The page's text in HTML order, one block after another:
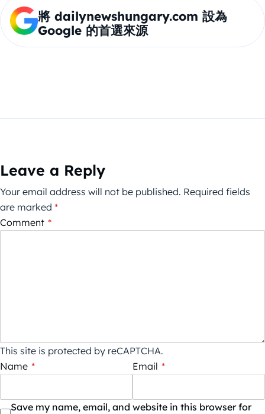
將 dailynewshungary.com 設為
Google 的首選來源
Leave a Reply
Your email address will not be published. Required fields
are marked *
Comment *
This site is protected by reCAPTCHA.
Name * Email *
Save my name, email, and website in this browser for